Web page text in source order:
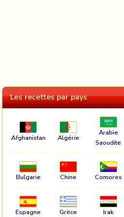
Les recettes par pays
Afghanistan Algérie
Arabie
Saoudite
Bulgarie Chine Comores
Espagne Grèce Irak